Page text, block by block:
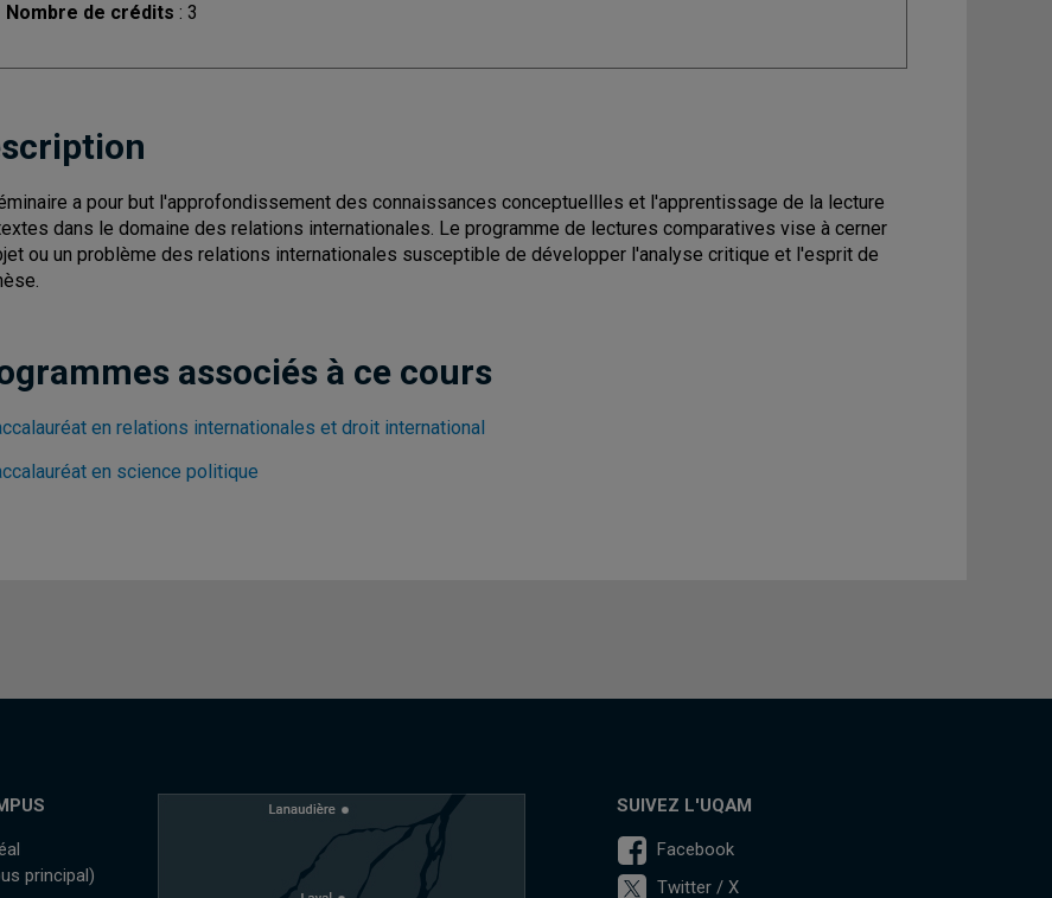
Nombre de crédits : 3
a pour but l'approfondissement des connaissances conceptuellles et l'apprentissage de la lecture
dans le domaine des relations internationales. Le programme de lectures comparatives vise à cerner
ou un problème des relations internationales susceptible de développer l'analyse critique et l'esprit de
associés à ce cours
en relations internationales et droit international
en science politique
principal)
SUIVEZ L'UQAM
Facebook
Twitter / X